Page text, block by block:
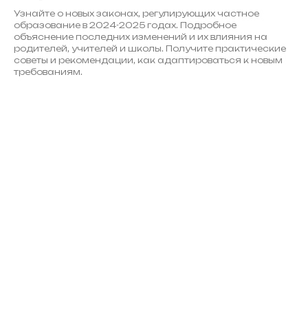
Узнайте о новых законах, регулирующих частное
образование в 2024-2025 годах. Подробное
объяснение последних изменений и их влияния на
родителей, учителей и школы. Получите практические
советы и рекомендации, как адаптироваться к новым
требованиям.